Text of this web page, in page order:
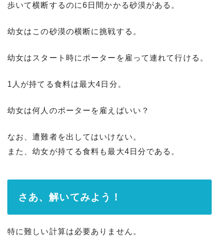
歩いて横断するのに6日間かかる砂漠がある。
幼女はこの砂漠の横断に挑戦する。
幼女はスタート時にポーターを雇って連れて行ける。
1人が持てる食料は最大4日分。
幼女は何人のポーターを雇えばいい？
なお、遭難者を出してはいけない。
また、幼女が持てる食料も最大4日分である。
さあ、解いてみよう！
特に難しい計算は必要ありません。